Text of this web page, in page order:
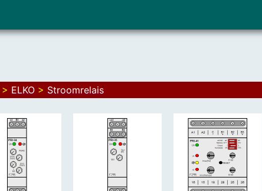
> ELKO > Stroomrelais